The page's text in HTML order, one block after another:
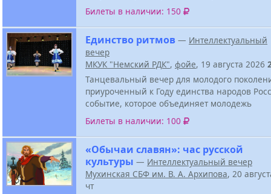
Билеты в наличии: 150
Единство ритмов — Интеллектуальный
вечер
МКУК "Немский РДК", фойе, 19 августа 2026
Танцевальный вечер для молодого
приуроченный к Году единства народов
событие, которое объединяет молодежь
Билеты в наличии: 100
«Обычаи славян»: час русской
культуры — Интеллектуальный вечер
Мухинская СБФ им. В. А. Архипова, 20
чт